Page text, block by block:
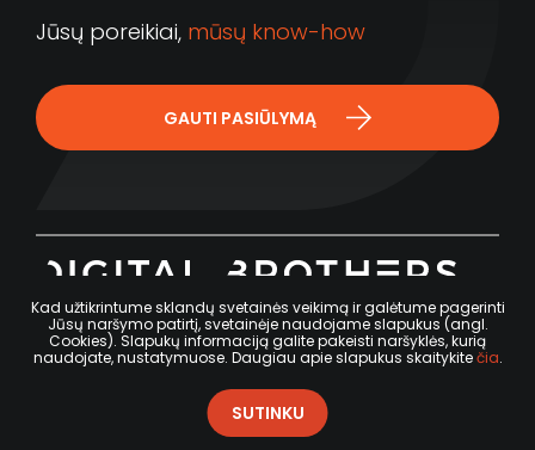
Jūsų poreikiai, mūsų know-how
GAUTI PASIŪLYMĄ
+370 676 31 241
Kad užtikrintume sklandų svetainės veikimą ir galėtume pagerinti
Jūsų naršymo patirtį, svetainėje naudojame slapukus (angl.
Cookies). Slapukų informaciją galite pakeisti naršyklės, kurią
naudojate, nustatymuose. Daugiau apie slapukus skaitykitečia.
SUTINKU